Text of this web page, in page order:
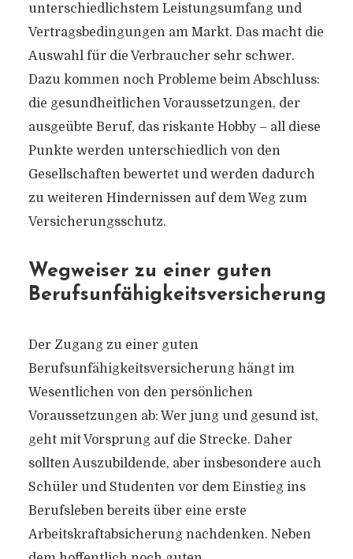
unterschiedlichstem Leistungsumfang und
Vertragsbedingungen am Markt. Das macht die
Auswahl für die Verbraucher sehr schwer.
Dazu kommen noch Probleme beim Abschluss:
die gesundheitlichen Voraussetzungen, der
ausgeübte Beruf, das riskante Hobby – all diese
Punkte werden unterschiedlich von den
Gesellschaften bewertet und werden dadurch
zu weiteren Hindernissen auf dem Weg zum
Versicherungsschutz.
Wegweiser zu einer guten
Berufsunfähigkeitsversicherung
Der Zugang zu einer guten
Berufsunfähigkeitsversicherung hängt im
Wesentlichen von den persönlichen
Voraussetzungen ab: Wer jung und gesund ist,
geht mit Vorsprung auf die Strecke. Daher
sollten Auszubildende, aber insbesondere auch
Schüler und Studenten vor dem Einstieg ins
Berufsleben bereits über eine erste
Arbeitskraftabsicherung nachdenken. Neben